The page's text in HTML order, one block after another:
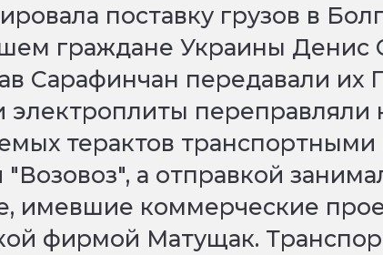
поставку грузов в
граждане Украины Денис
Сарафинчан передавали их
электроплиты переправляли
терактов
а отправкой
имевшие коммерческие
фирмой Матущак.